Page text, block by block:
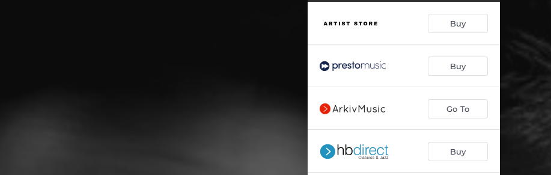
Le nuove musiche, 1602: Dolcissimo sospiro
L’Orfeo, SV 318: Tu se’ morta - Sinfonia 04:05
L’Euridice: Funeste piaggie 04:39
Sonata No. 1 in G Minor for Violin & Continuo 04:56
L’Orfeo, SV 318: Qual honor di te sia degno - Sinfonia 05:01
Buy
Buy
Go To
Buy